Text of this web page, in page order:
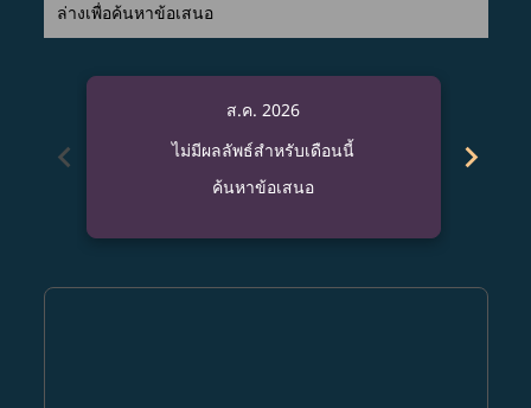
ล่างเพื่อค้นหาข้อเสนอ
chevron_left
ส.ค. 2026
ไม่มีผลลัพธ์สำหรับเดือนนี้
ค้นหาข้อเสนอ
chevron_right